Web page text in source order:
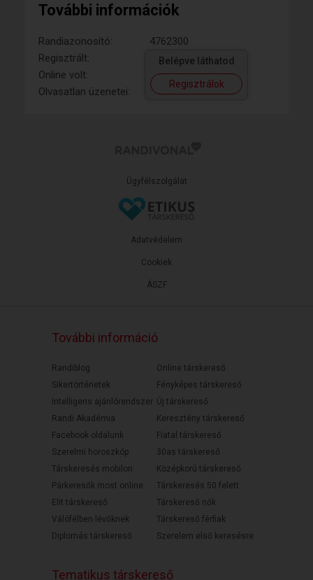
További információk
Randiazonosító:
4762300
Regisztrált:
Online volt:
Olvasatlan üzenetei:
Belépve láthatod
Regisztrálok
Ügyfélszolgálat
ÁSZF
Adatvédelem
Cookiek
További információ
Randiblog
Sikertörténetek
Intelligens ajánlórendszer
Randi Akadémia
Facebook oldalunk
Szerelmi horoszkóp
Társkeresés mobilon
Párkeresők most online
Elit társkereső
Válófélben lévőknek
Diplomás társkereső
Online társkereső
Fényképes társkereső
Új társkereső
Keresztény társkereső
Fiatal társkereső
30as társkereső
Középkorú társkereső
Társkeresés 50 felett
Társkereső nők
Társkereső férfiak
Szerelem első keresésre
Tematikus társkereső